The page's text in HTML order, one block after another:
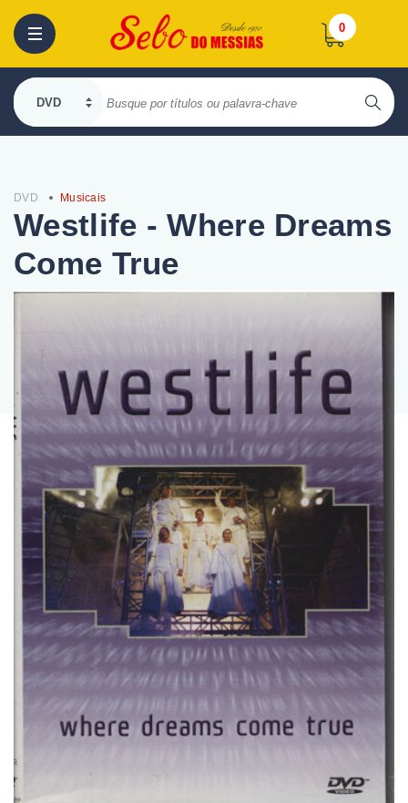
0
DVD Musicais
Westlife - Where Dreams
Come True